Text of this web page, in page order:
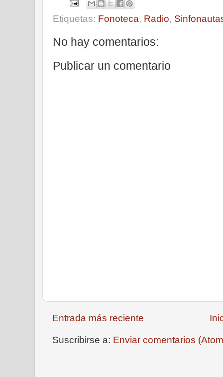
Etiquetas: Fonoteca, Radio,
No hay comentarios:
Publicar un comentario
Entrada más reciente
Suscribirse a: Enviar comentarios